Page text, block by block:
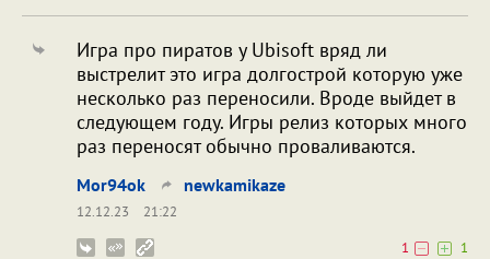
Игра про пиратов у Ubisoft вряд ли
выстрелит это игра долгострой которую уже
несколько раз переносили. Вроде выйдет в
следующем году. Игры релиз которых много
раз переносят обычно проваливаются.
Mor94ok newkamikaze
12.12.23
21:22
1
1